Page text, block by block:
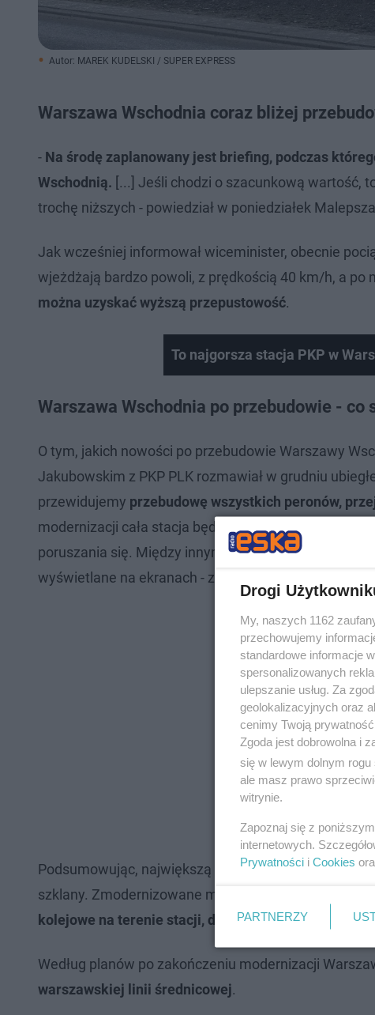
Autor: MAREK KUDELSKI / SUPER EXPRESS
Warszawa Wschodnia coraz bliżej
- Na środę zaplanowany jest briefing, podczas
Wschodnią. [...] Jeśli chodzi o szacunkową wartość,
trochę niższych - powiedział w poniedziałek
Jak wcześniej informował wiceminister, obecnie
wjeżdżają bardzo powoli, z prędkością 40 km/h, a po
można uzyskać wyższą przepustowość.
To najgorsza stacja PKP w
Warszawa Wschodnia po przebudowie - co
O tym, jakich nowości po przebudowie Warszawy
Jakubowskim z PKP PLK rozmawiał w grudniu
przewidujemy przebudowę wszystkich peronów,
modernizacji cała stacja będzie w pełni
poruszania się. Między innymi wybudowane będą
wyświetlane na ekranach - zaznaczał wtedy
Podsumowując, największą zmianą ma być
szklany. Zmodernizowane mają zostać także tunele
kolejowe na terenie stacji, dzięki czemu ruch
Według planów po zakończeniu modernizacji
warszawskiej linii średnicowej.
Drogi
My, naszych 1162
przechowujemy
standardowe informacje
spersonalizowanych
ulepszanie usług. Za
geolokalizacyjnych oraz
cenimy Twoją
Zgoda jest dobrowolna i
się w lewym dolnym rogu
ale masz prawo
witrynie.
Zapoznaj się z
internetowych.
Prywatności i Cookies
PARTNERZY